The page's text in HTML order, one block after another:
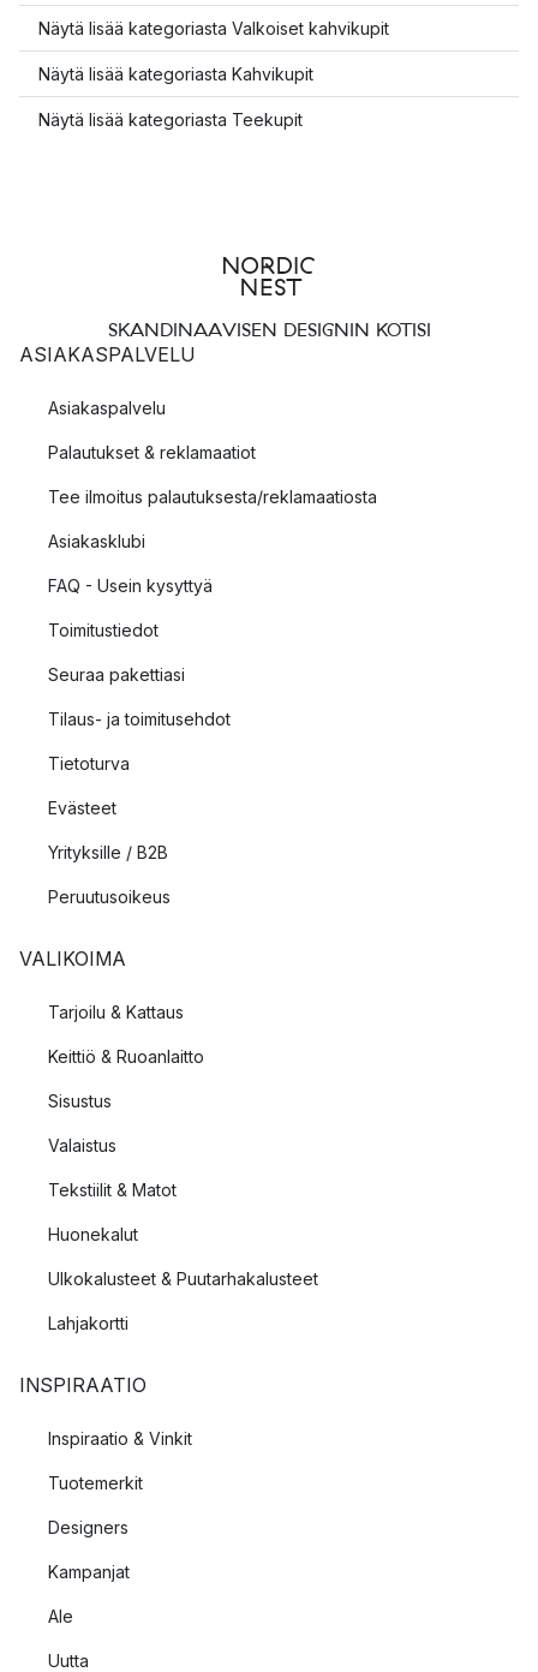
Näytä lisää kategoriasta Valkoiset kahvikupit
Näytä lisää kategoriasta Kahvikupit
Näytä lisää kategoriasta Teekupit
SKANDINAAVISEN DESIGNIN KOTISI
ASIAKASPALVELU
Asiakaspalvelu
Palautukset & reklamaatiot
Tee ilmoitus palautuksesta/reklamaatiosta
Asiakasklubi
FAQ - Usein kysyttyä
Toimitustiedot
Seuraa pakettiasi
Tilaus- ja toimitusehdot
Tietoturva
Evästeet
Yrityksille / B2B
Peruutusoikeus
VALIKOIMA
Tarjoilu & Kattaus
Keittiö & Ruoanlaitto
Sisustus
Valaistus
Tekstiilit & Matot
Huonekalut
Ulkokalusteet & Puutarhakalusteet
Lahjakortti
INSPIRAATIO
Inspiraatio & Vinkit
Tuotemerkit
Designers
Kampanjat
Ale
Uutta